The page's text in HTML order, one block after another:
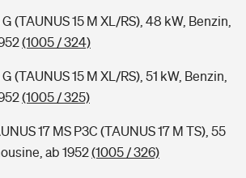
(TAUNUS 15 M XL/RS), 48 kW, Benzin,
(1005 / 324)
(TAUNUS 15 M XL/RS), 51 kW, Benzin,
(1005 / 325)
17 MS P3C (TAUNUS 17 M TS), 55
ab 1952(1005 / 326)